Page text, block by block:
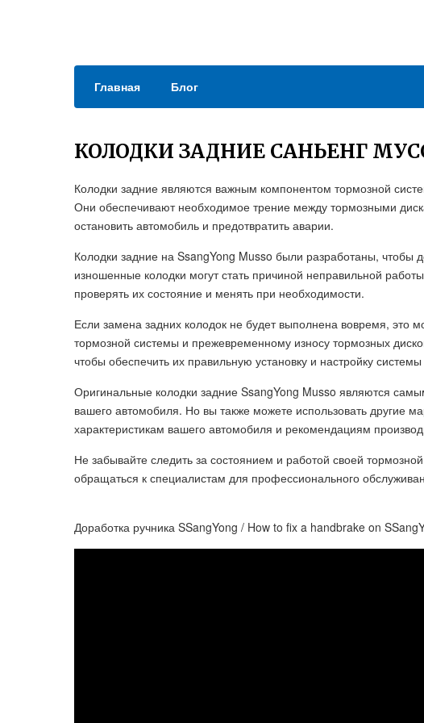
Главная Блог
КОЛОДКИ ЗАДНИЕ САНЬЕНГ
Колодки задние являются важным компонентом тормозной
Они обеспечивают необходимое трение между тормозными
остановить автомобиль и предотвратить аварии.
Колодки задние на SsangYong Musso были разработаны, чтобы
изношенные колодки могут стать причиной неправильной
проверять их состояние и менять при необходимости.
Если замена задних колодок не будет выполнена вовремя, это
тормозной системы и прежевременному износу тормозных
чтобы обеспечить их правильную установку и настройку
Оригинальные колодки задние SsangYong Musso являются
вашего автомобиля. Но вы также можете использовать другие
характеристикам вашего автомобиля и рекомендациям
Не забывайте следить за состоянием и работой своей
обращаться к специалистам для профессионального
Доработка ручника SSangYong / How to fix a handbrake on